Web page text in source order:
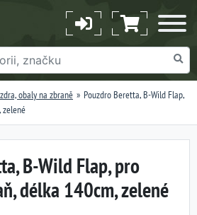
obaly na zbraně
Pouzdro Beretta, B-Wild Flap,
zelené
B-Wild Flap, pro
délka 140cm, zelené